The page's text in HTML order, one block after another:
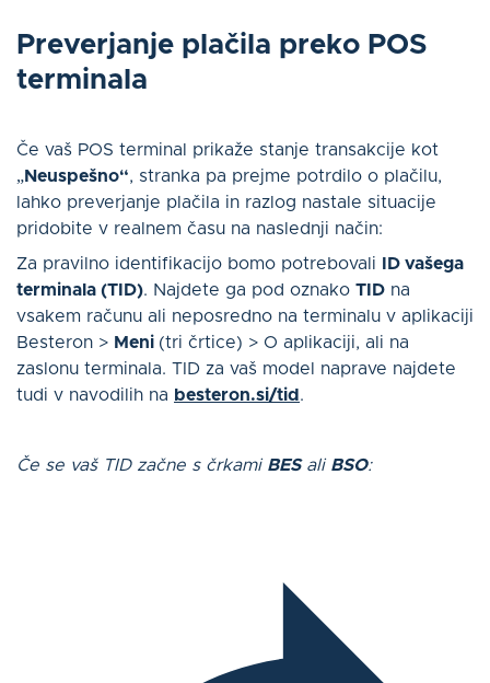
Log in
Preverjanje plačila preko POS
terminala
Če vaš POS terminal prikaže stanje transakcije kot
„Neuspešno“, stranka pa prejme potrdilo o plačilu,
lahko preverjanje plačila in razlog nastale situacije
pridobite v realnem času na naslednji način:
Za pravilno identifikacijo bomo potrebovali
ID vašega
terminala (TID). Najdete ga pod oznako TID na
vsakem računu ali neposredno na terminalu v aplikaciji
Besteron > Meni (tri črtice) > O aplikaciji, ali na
zaslonu terminala. TID za vaš model naprave najdete
tudi v navodilih na besteron.si/tid .
Če se vaš TID začne s črkami BESali BSO: